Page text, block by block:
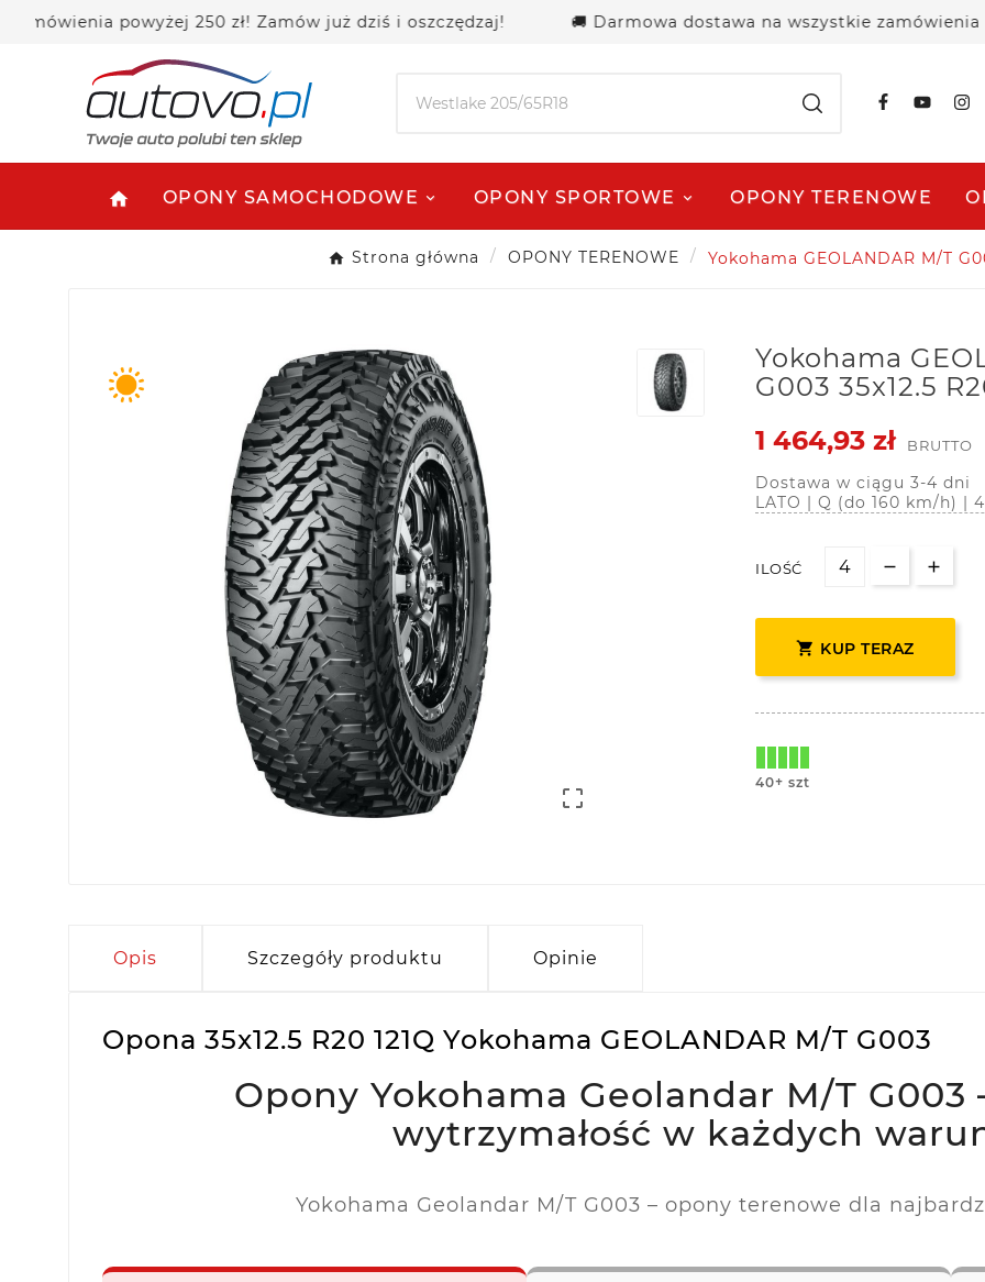
powyżej 250 zł! Zamów już dziś i oszczędzaj! 🚚 Darmowa dostawa na wszystkie zamówienia
home OPONY SAMOCHODOWE OPONY SPORTOWE OPONY TERENOWE
Strona główna OPONY TERENOWE Yokohama GEOLANDAR M/T

Yokohama
G003 35x12.5
1 464,93 zł
BRUTTO
Dostawa w ciągu 3-4 dni
LATO | Q (do 160 km/h) |
ILOŚĆ
 KUP TERAZ
40+ szt
Opis Szczegóły produktu Opinie
Opona 35x12.5 R20 121Q Yokohama GEOLANDAR M/T G003
Opony Yokohama Geolandar M/T G003
wytrzymałość w każdych
Yokohama Geolandar M/T G003 – opony terenowe dla